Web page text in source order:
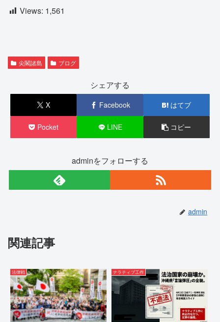
Views: 1,561
尖閣諸島 ブログ
シェアする
X Facebook はてブ
Pocket LINE コピー
adminをフォローする
admin
関連記事
法律戦 ナラティブ工作